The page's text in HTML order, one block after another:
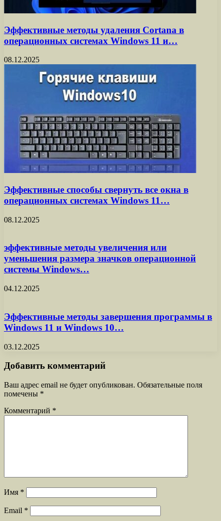
Эффективные методы удаления Cortana в
операционных системах Windows 11 и…
08.12.2025
Эффективные способы свернуть все окна в
операционных системах Windows 11…
08.12.2025
эффективные методы увеличения или
уменьшения размера значков операционной
системы Windows…
04.12.2025
Эффективные методы завершения программы в
Windows 11 и Windows 10…
03.12.2025
Добавить комментарий
Ваш адрес email не будет опубликован. Обязательные поля
помечены *
Комментарий *
Имя *
Email *